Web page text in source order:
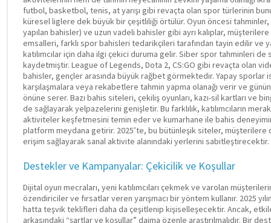
futbol, basketbol, tenis, at yarışı gibi revaçta olan spor türlerinin
küresel liglere dek büyük bir çeşitliliği örtülür. Oyun öncesi
yapılan bahisler) ve uzun vadeli bahisler gibi ayrı kalıplar,
emsalleri, farklı spor bahisleri tedarikçileri tarafından tayin edilir ve
katılımcılar için daha ilgi çekici duruma gelir. Siber spor tahminleri de
kaydetmiştir. League of Legends, Dota 2, CS:GO gibi revaçta olan
bahisler, gençler arasında büyük rağbet görmektedir. Yapay sporlar
karşılaşmalara veya rekabetlere tahmin yapma olanağı verir ve
önüne serer. Bazı bahis siteleri, çekiliş oyunları, kazı-sil kartları ve
de sağlayarak yelpazelerini genişletir. Bu farklılık, katılımcıların
aktiviteler keşfetmesini temin eder ve kumarhane ile bahis
platform meydana getirir. 2025’te, bu bütünleşik siteler,
erişim sağlayarak sanal aktivite alanındaki yerlerini sabitleştirecektir.
Destekler ve Kampanyalar: Çekicilik ve Koşullar
Dijital oyun mecraları, yeni katılımcıları çekmek ve varolan
özendiriciler ve fırsatlar veren yarışmacı bir yöntem kullanır. 2025
hatta teşvik teklifleri daha da çeşitlenip kişiselleşecektir. Ancak,
arkasındaki “şartlar ve koşullar” daima özenle araştırılmalıdır. Bir